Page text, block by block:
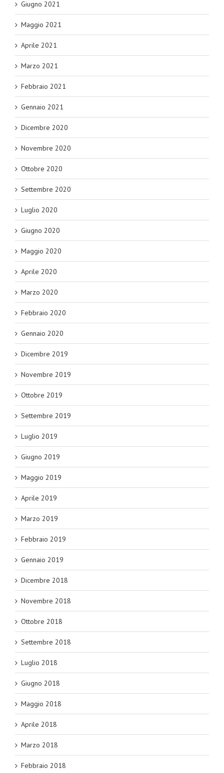
Giugno 2021
Maggio 2021
Aprile 2021
Marzo 2021
Febbraio 2021
Gennaio 2021
Dicembre 2020
Novembre 2020
Ottobre 2020
Settembre 2020
Luglio 2020
Giugno 2020
Maggio 2020
Aprile 2020
Marzo 2020
Febbraio 2020
Gennaio 2020
Dicembre 2019
Novembre 2019
Ottobre 2019
Settembre 2019
Luglio 2019
Giugno 2019
Maggio 2019
Aprile 2019
Marzo 2019
Febbraio 2019
Gennaio 2019
Dicembre 2018
Novembre 2018
Ottobre 2018
Settembre 2018
Luglio 2018
Giugno 2018
Maggio 2018
Aprile 2018
Marzo 2018
Febbraio 2018